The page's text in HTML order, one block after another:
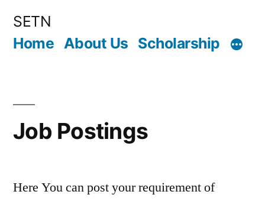
SETN
Home About Us Scholarship
Job Postings
Here You can post your requirement of